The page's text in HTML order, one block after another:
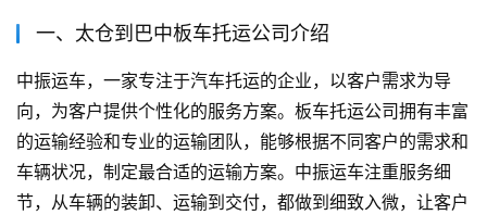
一、太仓到巴中板车托运公司介绍
中振运车，一家专注于汽车托运的企业，以客户需求为导
向，为客户提供个性化的服务方案。板车托运公司拥有丰富
的运输经验和专业的运输团队，能够根据不同客户的需求和
车辆状况，制定最合适的运输方案。中振运车注重服务细
节，从车辆的装卸、运输到交付，都做到细致入微，让客户